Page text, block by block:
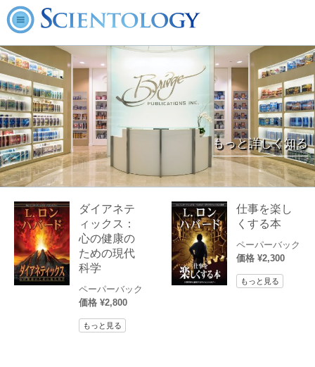
もっと詳しく知る
ダイアネテ
ィックス：
心の健康の
ための現代
科学
ペーパーバック
価格 ¥2,800
もっと見る
仕事を楽し
くする本
ペーパーバック
価格 ¥2,300
もっと見る